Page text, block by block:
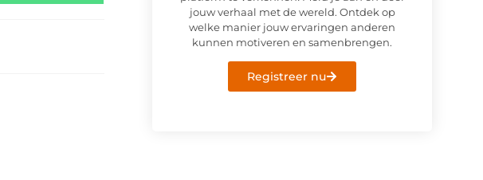
jouw verhaal met de wereld. Ontdek op
welke manier jouw ervaringen anderen
kunnen motiveren en samenbrengen.
Registreer nu